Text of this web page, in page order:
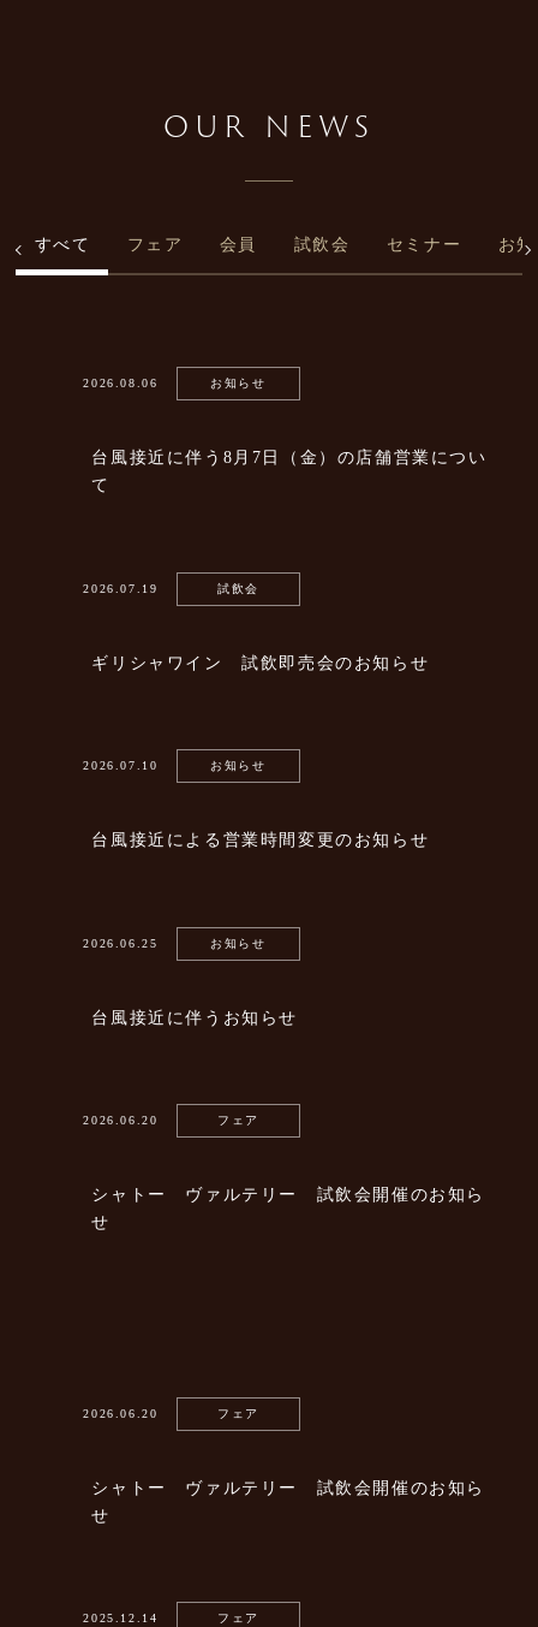
OUR NEWS
すべて フェア 会員 試飲会 セミナー お
2026.08.06 お知らせ
台風接近に伴う8月7日（金）の店舗営業につい
て
2026.07.19 試飲会
ギリシャワイン 試飲即売会のお知らせ
2026.07.10 お知らせ
台風接近による営業時間変更のお知らせ
2026.06.25 お知らせ
台風接近に伴うお知らせ
2026.06.20 フェア
シャトー ヴァルテリー 試飲会開催のお知ら
せ
2026.06.20 フェア
シャトー ヴァルテリー 試飲会開催のお知ら
せ
2025.12.14 フェア